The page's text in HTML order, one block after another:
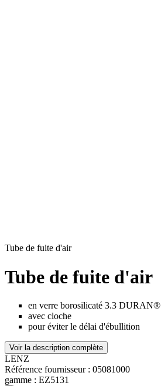
Tube de fuite d'air
Tube de fuite d'air
en verre borosilicaté 3.3 DURAN®
avec cloche
pour éviter le délai d'ébullition
Voir la description complète
LENZ
Référence fournisseur : 05081000
gamme : EZ5131